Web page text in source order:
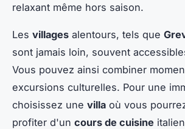
relaxant même hors saison.
Les villages alentours, tels que
sont jamais loin, souvent
Vous pouvez ainsi combiner
excursions culturelles. Pour une
choisissez une villa où vous
profiter d'un cours de cuisine